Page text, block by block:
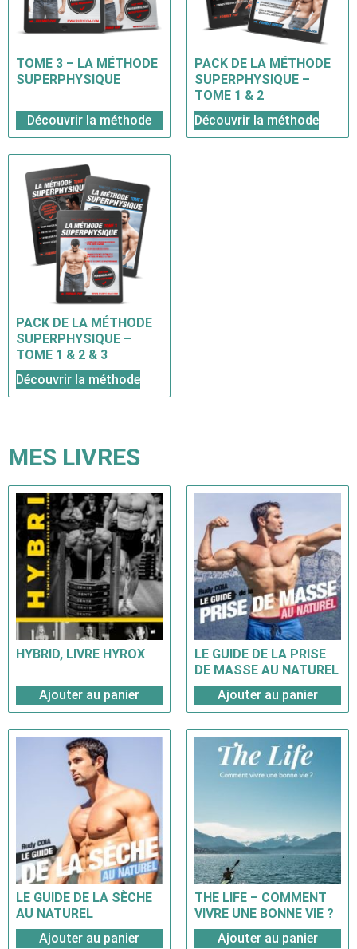
TOME 3 – LA MÉTHODE
SUPERPHYSIQUE
Découvrir la méthode
PACK DE LA MÉTHODE
SUPERPHYSIQUE –
TOME 1 & 2
Découvrir la méthode
PACK DE LA MÉTHODE
SUPERPHYSIQUE –
TOME 1 & 2 & 3
Découvrir la méthode
MES LIVRES
HYBRID, LIVRE HYROX
Ajouter au panier
LE GUIDE DE LA PRISE
DE MASSE AU NATUREL
Ajouter au panier
LE GUIDE DE LA SÈCHE
AU NATUREL
Ajouter au panier
THE LIFE – COMMENT
VIVRE UNE BONNE VIE ?
Ajouter au panier